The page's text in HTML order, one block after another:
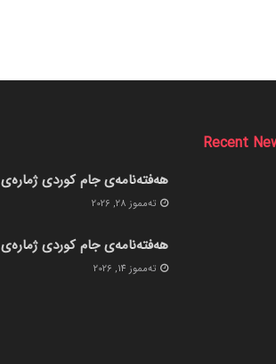
Recent
هەفتەنامەی جام کوردی ژمارەی 432
ته‌مموز 28, 2026
هەفتەنامەی جام کوردی ژمارەی 431
ته‌مموز 14, 2026